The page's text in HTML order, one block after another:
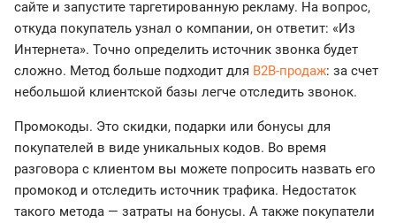
сайте и запустите таргетированную рекламу. На вопрос,
откуда покупатель узнал о компании, он ответит: «Из
Интернета». Точно определить источник звонка будет
сложно. Метод больше подходит для B2B-продаж: за счет
небольшой клиентской базы легче отследить звонок.
Промокоды. Это скидки, подарки или бонусы для
покупателей в виде уникальных кодов. Во время
разговора с клиентом вы можете попросить назвать его
промокод и отследить источник трафика. Недостаток
такого метода — затраты на бонусы. А также покупатели